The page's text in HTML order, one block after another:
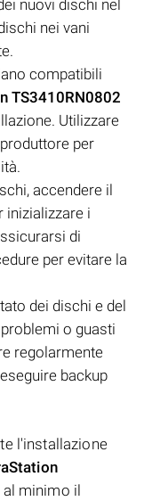
nuovi dischi nel
nei vani
compatibili
TS3410RN0802
Utilizzare
per
accendere il
inizializzare i
di
per evitare la
dei dischi e del
o guasti
regolarmente
backup
l'installazione
al minimo il